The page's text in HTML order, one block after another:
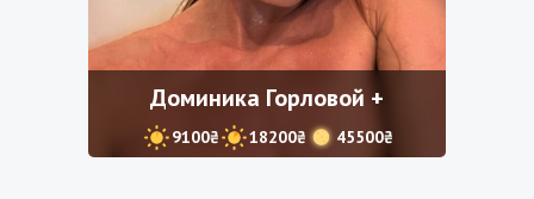
Доминика Горловой +
9100₴ 18200₴ 45500₴